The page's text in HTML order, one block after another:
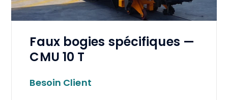
Faux bogies spécifiques —
CMU 10 T
Besoin Client